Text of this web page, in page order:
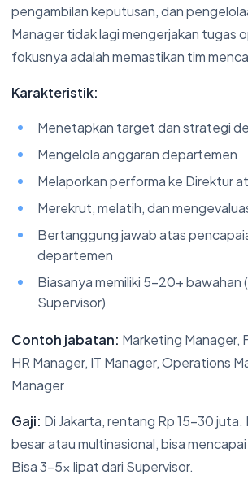
pengambilan keputusan, dan
Manager tidak lagi mengerjakan tugas
fokusnya adalah memastikan tim
Karakteristik:
Menetapkan target dan strategi
Mengelola anggaran departemen
Melaporkan performa ke Direktur
Merekrut, melatih, dan
Bertanggung jawab atas
departemen
Biasanya memiliki 5-20+ bawahan
Supervisor)
Contoh jabatan: Marketing Manager,
HR Manager, IT Manager, Operations
Manager
Gaji: Di Jakarta, rentang Rp 15-30 juta.
besar atau multinasional, bisa
Bisa 3-5x lipat dari Supervisor.